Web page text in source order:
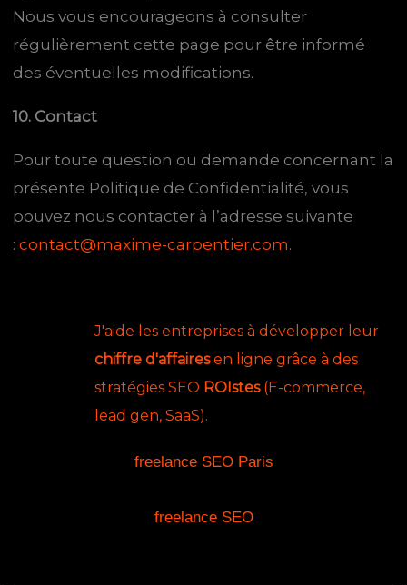
Nous vous encourageons à consulter
régulièrement cette page pour être informé
des éventuelles modifications.
10. Contact
Pour toute question ou demande concernant la
présente Politique de Confidentialité, vous
pouvez nous contacter à l’adresse suivante
:contact@maxime-carpentier.com.
J'aide les entreprises à développer leur
chiffre d'affairesen ligne grâce à des
stratégies SEO ROIstes(E-commerce,
lead gen, SaaS).
freelance SEO Paris
freelance SEO